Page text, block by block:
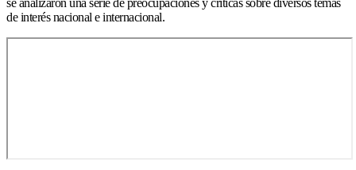
se analizaron una serie de preocupaciones y críticas sobre diversos temas
de interés nacional e internacional.